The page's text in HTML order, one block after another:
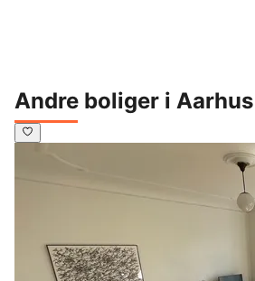
Andre boliger i Aarhus